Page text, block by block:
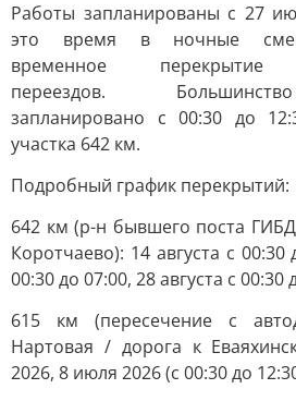
Работы запланированы с 27
это время в ночные
временное перекрытие
переездов.
запланировано с 00:30 до
участка 642 км.
Подробный график перекрытий:
642 км (р-н бывшего поста
Коротчаево): 14 августа с 00:30
00:30 до 07:00, 28 августа с 00:30
615 км (пересечение с
Нартовая / дорога к
2026, 8 июля 2026 (с 00:30 до